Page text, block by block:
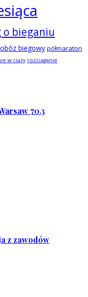
o bieganiu
obóz biegowy półmaraton
w ciąży rozciąganie
70.3
z zawodów